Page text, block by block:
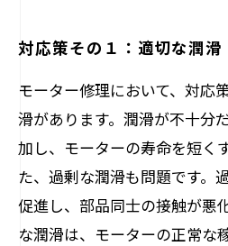
対応策その１：適切な潤滑
モーター修理において、対応
滑があります。潤滑が不十分
加し、モーターの寿命を短く
た、過剰な潤滑も問題です。
促進し、部品同士の接触が悪
な潤滑は、モーターの正常な